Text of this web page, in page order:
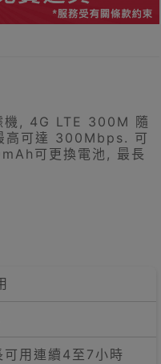
機, 4G LTE 300M 隨
可達 300Mbps. 可
可更換電池, 最長
用連續4至7小時